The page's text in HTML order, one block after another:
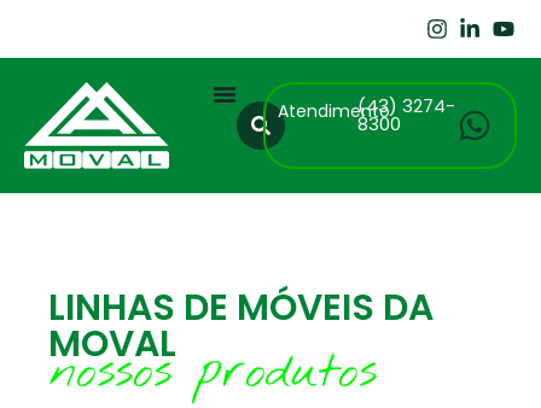
Atendimento(43) 3274-
8300
LINHAS DE MÓVEIS DA
MOVAL
nossos produtos